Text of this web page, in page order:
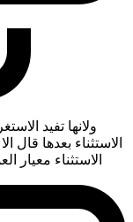
ولانها تفيد
الاستثناء بعدها قال
الاستثناء معيار